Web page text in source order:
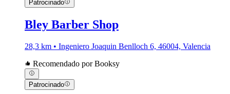
Patrocinado
Bley Barber Shop
28,3 km • Ingeniero Joaquin Benlloch 6, 46004, Valencia
Recomendado por Booksy
Patrocinado